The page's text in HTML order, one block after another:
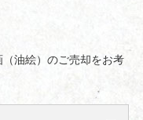
油絵）のご売却をお考